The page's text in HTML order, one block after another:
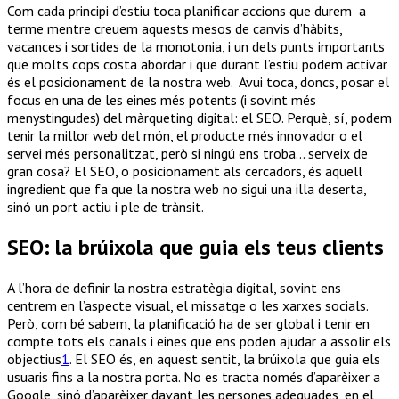
Com cada principi d’estiu toca planificar accions que durem a
terme mentre creuem aquests mesos de canvis d’hàbits,
vacances i sortides de la monotonia, i un dels punts importants
que molts cops costa abordar i que durant l’estiu podem activar
és el posicionament de la nostra web. Avui toca, doncs, posar el
focus en una de les eines més potents (i sovint més
menystingudes) del màrqueting digital: el SEO. Perquè, sí, podem
tenir la millor web del món, el producte més innovador o el
servei més personalitzat, però si ningú ens troba… serveix de
gran cosa? El SEO, o posicionament als cercadors, és aquell
ingredient que fa que la nostra web no sigui una illa deserta,
sinó un port actiu i ple de trànsit.
SEO: la brúixola que guia els teus clients
A l’hora de definir la nostra estratègia digital, sovint ens
centrem en l’aspecte visual, el missatge o les xarxes socials.
Però, com bé sabem, la planificació ha de ser global i tenir en
compte tots els canals i eines que ens poden ajudar a assolir els
objectius1. El SEO és, en aquest sentit, la brúixola que guia els
usuaris fins a la nostra porta. No es tracta només d’aparèixer a
Google, sinó d’aparèixer davant les persones adequades, en el